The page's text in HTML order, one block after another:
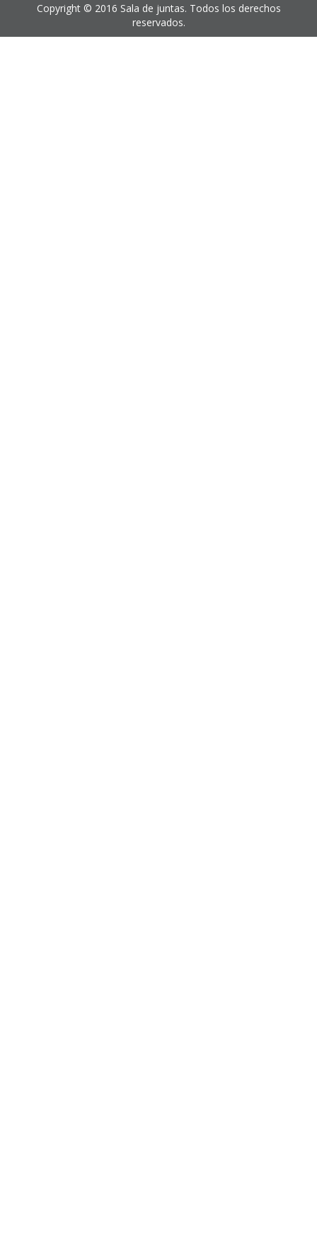
Copyright © 2016 Sala de juntas. Todos los derechos
reservados.